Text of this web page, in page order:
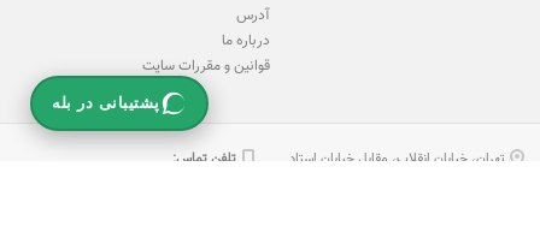
آدرس
درباره ما
قوانین و مقررات سایت
تلفن تماس:
تهران، خیابان انقلاب، مقابل خیابان استاد
پشتیبانی در بله